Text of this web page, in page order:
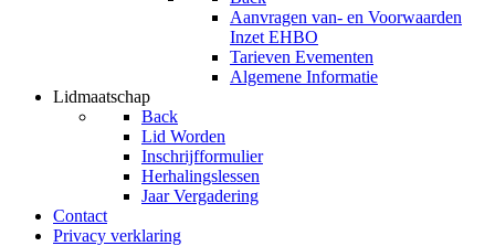
Aanvragen van- en Voorwaarden
Inzet EHBO
Tarieven Evementen
Algemene Informatie
Lidmaatschap
Back
Lid Worden
Inschrijfformulier
Herhalingslessen
Jaar Vergadering
Contact
Privacy verklaring